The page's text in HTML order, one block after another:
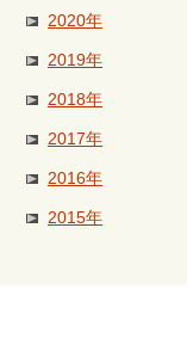
2020年
2019年
2018年
2017年
2016年
2015年